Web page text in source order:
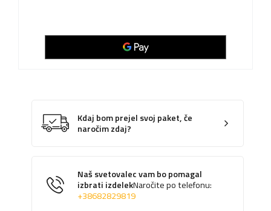
Kdaj bom prejel svoj paket, če
naročim zdaj?
Naš svetovalec vam bo pomagal
izbrati izdelekNaročite po telefonu:
+38682829819